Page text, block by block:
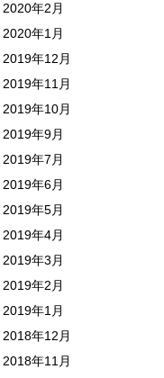
2020年2月
2020年1月
2019年12月
2019年11月
2019年10月
2019年9月
2019年7月
2019年6月
2019年5月
2019年4月
2019年3月
2019年2月
2019年1月
2018年12月
2018年11月